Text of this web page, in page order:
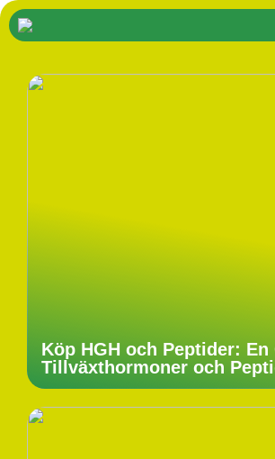
Köp HGH och Peptider:
Tillväxthormoner och